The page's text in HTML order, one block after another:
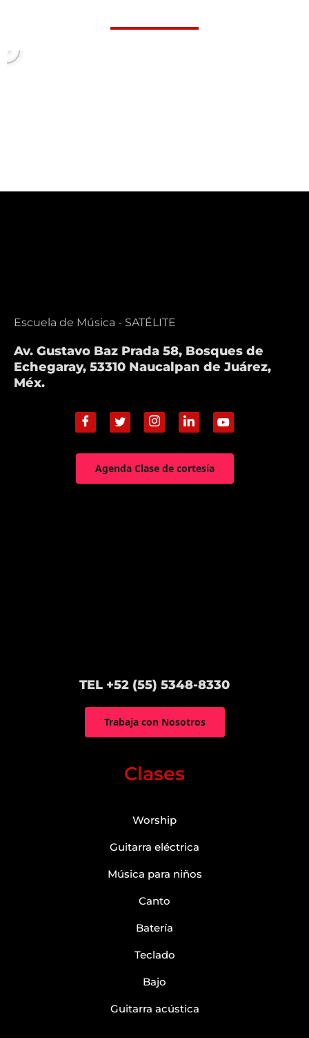
Escuela de Música - SATÉLITE
Av. Gustavo Baz Prada 58, Bosques de
Echegaray, 53310 Naucalpan de Juárez,
Méx.
Agenda Clase de cortesía
TEL +52 (55) 5348-8330
Trabaja con Nosotros
Clases
Worship
Guitarra eléctrica
Música para niños
Canto
Batería
Teclado
Bajo
Guitarra acústica